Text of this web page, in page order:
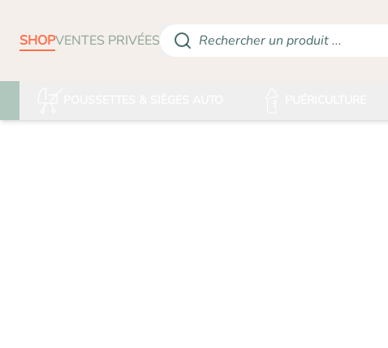
SHOPVENTES PRIVÉES Rechercher un produit ...